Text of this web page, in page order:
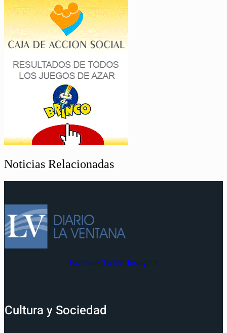
Noticias Relacionadas
Facebook Twitter Instagram
Cultura y Sociedad